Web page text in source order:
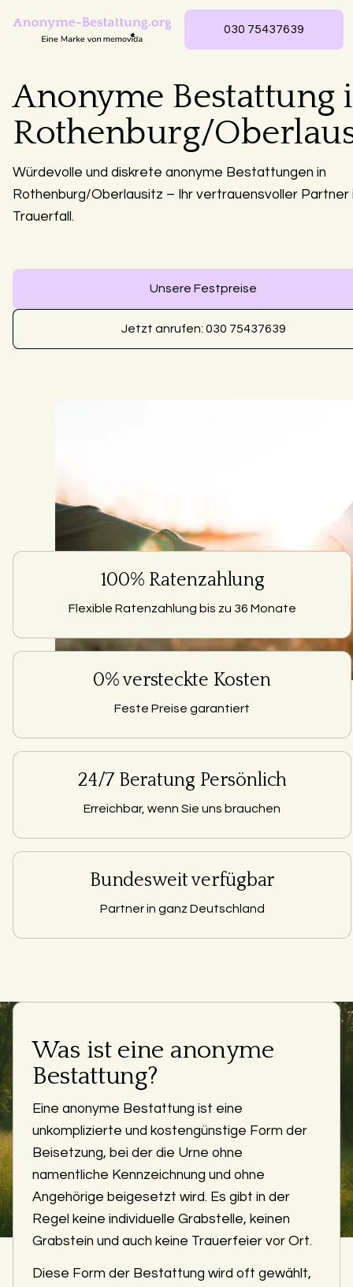
030 75437639
Anonyme Bestattung
Rothenburg/
Würdevolle und diskrete anonyme Bestattungen in
Rothenburg/Oberlausitz – Ihr vertrauensvoller Partner
Trauerfall.
Unsere Festpreise
Jetzt anrufen: 030 75437639
100% Ratenzahlung
Flexible Ratenzahlung bis zu 36 Monate
0% versteckte Kosten
Feste Preise garantiert
24/7 Beratung Persönlich
Erreichbar, wenn Sie uns brauchen
Bundesweit verfügbar
Partner in ganz Deutschland
Was ist eine anonyme
Bestattung?
Eine anonyme Bestattung ist eine
unkomplizierte und kostengünstige Form der
Beisetzung, bei der die Urne ohne
namentliche Kennzeichnung und ohne
Angehörige beigesetzt wird. Es gibt in der
Regel keine individuelle Grabstelle, keinen
Grabstein und auch keine Trauerfeier vor Ort.
Diese Form der Bestattung wird oft gewählt,